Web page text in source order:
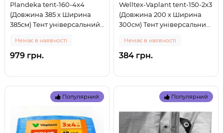
Plandeka tent-160-4x4
(Довжина 385 x Ширина
385см) Тент універсальний,
м2 (0)
Немає в наявності
979 грн.
Welltex-Vaplant tent-150-2x3
(Довжина 200 x Ширина
300см) Тент універсальний
м2 (0)
Немає в наявності
384 грн.
Популярний Популярний